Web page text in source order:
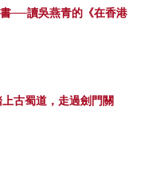
──讀吳燕青的《在香港
古蜀道，走過劍門關